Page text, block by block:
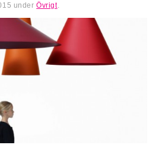
underÖvrigt.